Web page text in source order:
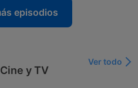
episodios
y TV
Ver todo